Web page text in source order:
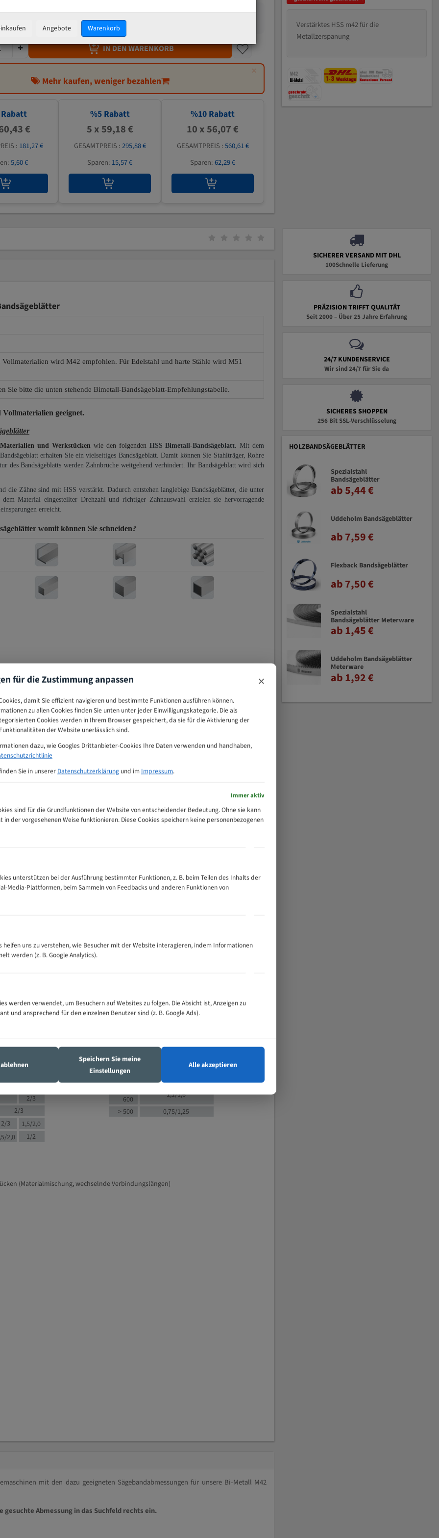
62,29 €
zzgl.Versandkosten
IN DEN WARENKORB
×
Mehr kaufen, weniger bezahlen
€
: 181,27 €
5,60 €
%5Rabatt
5 x 59,18 €
GESAMTPREIS :295,88 €
Sparen: 15,57 €
%10 Rabatt
10 x 56,07 €
GESAMTPREIS :560,61 €
Sparen:62,29 €
Verstärktes HSS m42 für die
Metallzerspanung
wird M42 empfohlen. Für Edelstahl und harte Stähle wird M51
Sie bitte die unten stehende Bimetall-Bandsägeblatt-Empfehlungstabelle.
geeignet.
und Werkstücken wie den folgenden HSS Bimetall-Bandsägeblatt. Mit dem
erhalten Sie ein vielseitiges Bandsägeblatt. Damit können Sie Stahlträger, Rohre
des Bandsägeblatts werden Zahnbrüche weitgehend verhindert. Ihr Bandsägeblatt wird sich
die Zähne sind mit HSS verstärkt. Dadurch entstehen langlebige Bandsägeblätter, die unter
Material eingestellter Drehzahl und richtiger Zahnauswahl erzielen sie hervorragende
erreicht.
womit können Sie schneiden?
Zahnempfehlungs-Tabelle
300
500
4/6
4/6
4/5
4/5
2/3
2/3
2/3
1,5/2,0
2,0 1/2
M (mm)
Zähne pro
Zoll (ZpZ))
35 - 70
5/8
130 -
350
150 -
600
1,1/1,6
> 500
0,75/1,25
(Materialmischung, wechselnde Verbindungslängen)
mit den dazu geeigneten Sägebandabmessungen für unsere Bi-Metall M42
Abmessung in das Suchfeld rechts ein.
SICHERER VERSAND MIT DHL
100Schnelle Lieferung
PRÄZISION TRIFFT QUALITÄT
Seit 2000 – Über 25 Jahre Erfahrung
24/7 KUNDENSERVICE
Wir sind 24/7 für Sie da
SICHERES SHOPPEN
256 Bit SSL-Verschlüsselung
HOLZBANDSÄGEBLÄTTER
Spezialstahl
Bandsägeblätter
ab 5,44 €
Uddeholm Bandsägeblätter
ab 7,59 €
Flexback Bandsägeblätter
ab 7,50 €
Spezialstahl
Bandsägeblätter Meterware
ab 1,45 €
Uddeholm Bandsägeblätter
Meterware
ab 1,92 €
Angebote Warenkorb
für die Zustimmung anpassen ×
damit Sie effizient navigieren und bestimmte Funktionen ausführen können.
zu allen Cookies finden Sie unten unter jeder Einwilligungskategorie. Die als
Cookies werden in Ihrem Browser gespeichert, da sie für die Aktivierung der
der Website unerlässlich sind.
dazu, wie Googles Drittanbieter-Cookies Ihre Daten verwenden und handhaben,
Sie in unserer Datenschutzerklärung und im Impressum.
Immer aktiv
sind für die Grundfunktionen der Website von entscheidender Bedeutung. Ohne sie kann
in der vorgesehenen Weise funktionieren. Diese Cookies speichern keine personenbezogenen
unterstützen bei der Ausführung bestimmter Funktionen, z. B. beim Teilen des Inhalts der
Media-Plattformen, beim Sammeln von Feedbacks und anderen Funktionen von
helfen uns zu verstehen, wie Besucher mit der Website interagieren, indem Informationen
werden (z. B. Google Analytics).
werden verwendet, um Besuchern auf Websites zu folgen. Die Absicht ist, Anzeigen zu
und ansprechend für den einzelnen Benutzer sind (z. B. Google Ads).
Speichern Sie meine
Einstellungen
Alle akzeptieren